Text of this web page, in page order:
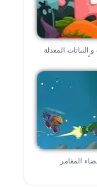
النباتات المعدلة
المغامر